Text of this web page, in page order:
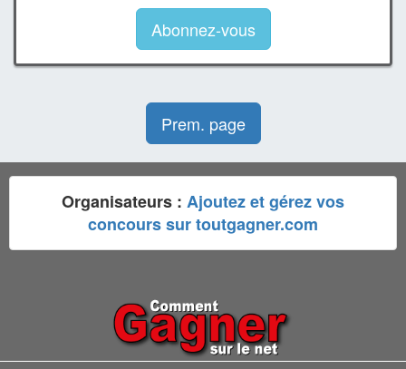
Abonnez-vous
Prem. page
Organisateurs : Ajoutez et gérez vos
concours sur toutgagner.com